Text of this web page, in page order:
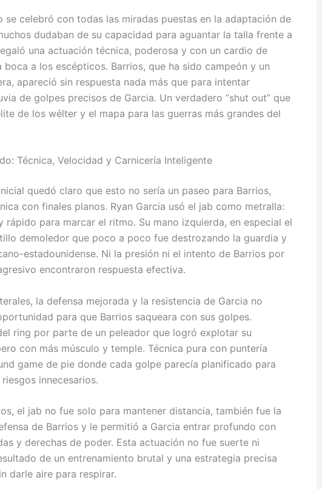
se celebró con todas las miradas puestas en la adaptación de
dudaban de su capacidad para aguantar la talla frente a
una actuación técnica, poderosa y con un cardio de
boca a los escépticos. Barrios, que ha sido campeón y un
apareció sin respuesta nada más que para intentar
de golpes precisos de Garcia. Un verdadero “shut out” que
de los wélter y el mapa para las guerras más grandes del
Técnica, Velocidad y Carnicería Inteligente
quedó claro que esto no sería un paseo para Barrios,
con finales planos. Ryan Garcia usó el jab como metralla:
rápido para marcar el ritmo. Su mano izquierda, en especial el
demoledor que poco a poco fue destrozando la guardia y
estadounidense. Ni la presión ni el intento de Barrios por
encontraron respuesta efectiva.
la defensa mejorada y la resistencia de Garcia no
para que Barrios saqueara con sus golpes.
ring por parte de un peleador que logró explotar su
con más músculo y temple. Técnica pura con puntería
game de pie donde cada golpe parecía planificado para
innecesarios.
el jab no fue solo para mantener distancia, también fue la
de Barrios y le permitió a Garcia entrar profundo con
y derechas de poder. Esta actuación no fue suerte ni
de un entrenamiento brutal y una estrategia precisa
darle aire para respirar.